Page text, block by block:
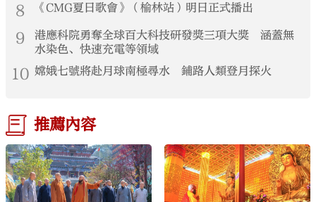
8 《CMG夏日歌會》（榆林站）明日正式播出
9
港應科院勇奪全球百大科技研發獎三項大獎 涵蓋無
水染色、快速充電等領域
10 嫦娥七號將赴月球南極尋水 鋪路人類登月探火
推薦內容